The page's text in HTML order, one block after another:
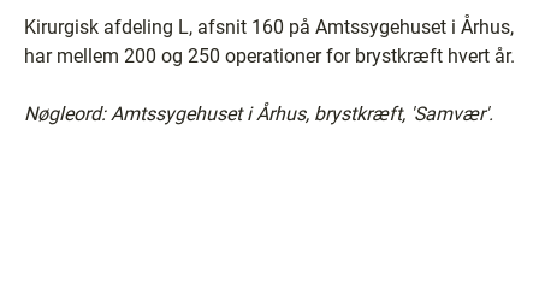
Kirurgisk afdeling L, afsnit 160 på Amtssygehuset i Århus,
har mellem 200 og 250 operationer for brystkræft hvert år.
Nøgleord: Amtssygehuset iÅrhus, brystkræft, 'Samvær'.